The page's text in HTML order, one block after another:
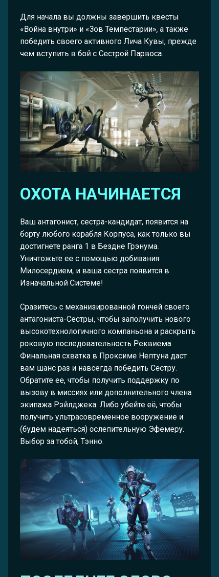
Для начала вы должны завершить квесты
«Война внутри» и «Зов Темпестарии», а также
победить своего активного Лича Кувы, прежде
чем вступить в бой с Сестрой Парвоса.
ОХОТА НАЧИНАЕТСЯ
Ваш антагонист, сестра-кандидат, появится на
борту любого корабля Корпуса, как только вы
достигнете ранга 1 в Бездне Грэнума.
Уничтожьте ее с помощью добивания
Милосердием, и ваша сестра появится в
Изначальной Системе!
Сразитесь с механизированной гончей своего
антагониста-Сестры, чтобы заполучить нового
высокотехнологичного компаньона и раскрыть
роковую последовательность Реквиема.
Финальная схватка в Проксиме Нептуна даст
вам шанс раз и навсегда победить Сестру.
Обратите ее, чтобы получить поддержку по
вызову в миссиях или дополнительного члена
экипажа Рэйлджека. Либо убейте её, чтобы
получить ультрасовременное вооружение и
(будем надеяться) ослепительную Эфемеру.
Выбор за тобой, Тэнно.